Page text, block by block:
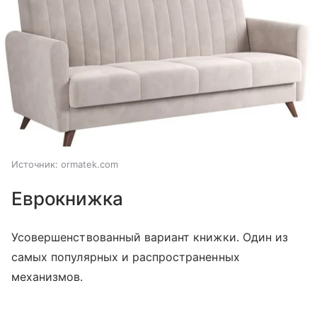
Источник: ormatek.com
Еврокнижка
Усовершенствованный вариант книжки. Один из
самых популярных и распространенных
механизмов.